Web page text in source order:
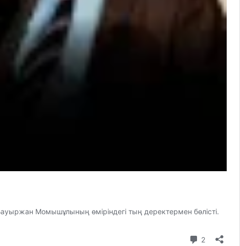
Момышұлының өміріндегі тың деректермен бөлісті.
2